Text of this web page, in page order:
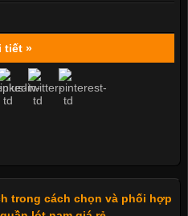
tiết »
trong cách chọn và phối hợp